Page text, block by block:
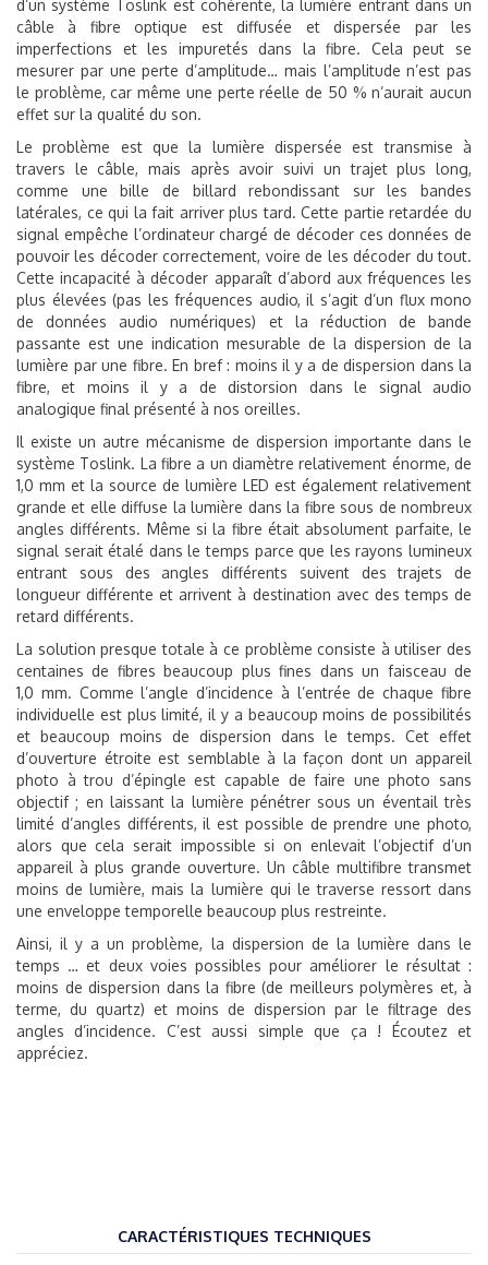
d’un système Toslink est cohérente, la lumière entrant dans un
câble à fibre optique est diffusée et dispersée par les
imperfections et les impuretés dans la fibre. Cela peut se
mesurer par une perte d’amplitude… mais l’amplitude n’est pas
le problème, car même une perte réelle de 50 % n’aurait aucun
effet sur la qualité du son.
Le problème est que la lumière dispersée est transmise à
travers le câble, mais après avoir suivi un trajet plus long,
comme une bille de billard rebondissant sur les bandes
latérales, ce qui la fait arriver plus tard. Cette partie retardée du
signal empêche l’ordinateur chargé de décoder ces données de
pouvoir les décoder correctement, voire de les décoder du tout.
Cette incapacité à décoder apparaît d’abord aux fréquences les
plus élevées (pas les fréquences audio, il s’agit d’un flux mono
de données audio numériques) et la réduction de bande
passante est une indication mesurable de la dispersion de la
lumière par une fibre. En bref : moins il y a de dispersion dans la
fibre, et moins il y a de distorsion dans le signal audio
analogique final présenté à nos oreilles.
Il existe un autre mécanisme de dispersion importante dans le
système Toslink. La fibre a un diamètre relativement énorme, de
1,0 mm et la source de lumière LED est également relativement
grande et elle diffuse la lumière dans la fibre sous de nombreux
angles différents. Même si la fibre était absolument parfaite, le
signal serait étalé dans le temps parce que les rayons lumineux
entrant sous des angles différents suivent des trajets de
longueur différente et arrivent à destination avec des temps de
retard différents.
La solution presque totale à ce problème consiste à utiliser des
centaines de fibres beaucoup plus fines dans un faisceau de
1,0 mm. Comme l’angle d’incidence à l’entrée de chaque fibre
individuelle est plus limité, il y a beaucoup moins de possibilités
et beaucoup moins de dispersion dans le temps. Cet effet
d’ouverture étroite est semblable à la façon dont un appareil
photo à trou d’épingle est capable de faire une photo sans
objectif ; en laissant la lumière pénétrer sous un éventail très
limité d’angles différents, il est possible de prendre une photo,
alors que cela serait impossible si on enlevait l’objectif d’un
appareil à plus grande ouverture. Un câble multifibre transmet
moins de lumière, mais la lumière qui le traverse ressort dans
une enveloppe temporelle beaucoup plus restreinte.
Ainsi, il y a un problème, la dispersion de la lumière dans le
temps … et deux voies possibles pour améliorer le résultat :
moins de dispersion dans la fibre (de meilleurs polymères et, à
terme, du quartz) et moins de dispersion par le filtrage des
angles d’incidence. C’est aussi simple que ça ! Écoutez et
appréciez.
CARACTÉRISTIQUES TECHNIQUES